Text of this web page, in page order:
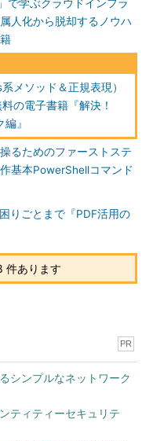
で学ぶクラウドインフラ
人化から脱却するノウハ
メソッド＆正規表現）
の電子書籍『解決！
』
るためのファーストステ
基本PowerShellコマンド
りごとまで『PDF活用の
件あります
PR
シンプルなネットワーク
ティティーセキュリテ